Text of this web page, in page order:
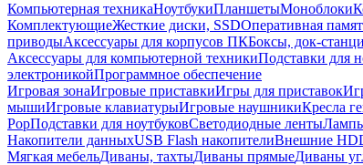
Компьютерная техникаНоутбукиПланшетыМоноблоки
КомплектующиеЖесткие диски, SSDОперативная
приводыАксессуары для корпусов ПКБоксы, док-
Аксессуары для компьютерной техникиПодставки для
электроникойПрограммное обеспечение
Игровая зонаИгровые приставкиИгры для приставок
мышиИгровые клавиатурыИгровые наушникиКресла
PopПодставки для ноутбуковСветодиодные ленты
Накопители данныхUSB Flash накопителиВнешние
Мягкая мебельДиваны, тахтыДиваны прямыеДиваны